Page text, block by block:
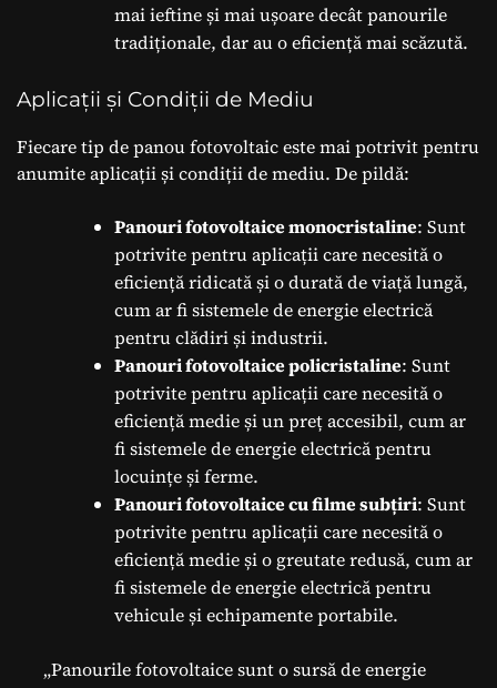
mai ieftine și mai ușoare decât panourile
tradiționale, dar au o eficiență mai scăzută.
Aplicații și Condiții de Mediu
Fiecare tip de panou fotovoltaic este mai potrivit pentru
anumite aplicații și condiții de mediu. De pildă:
Panouri fotovoltaice monocristaline: Sunt
potrivite pentru aplicații care necesită o
eficiență ridicată și o durată de viață lungă,
cum ar fi sistemele de energie electrică
pentru clădiri și industrii.
Panouri fotovoltaice policristaline: Sunt
potrivite pentru aplicații care necesită o
eficiență medie și un preț accesibil, cum ar
fi sistemele de energie electrică pentru
locuințe și ferme.
Panouri fotovoltaice cu filme subțiri: Sunt
potrivite pentru aplicații care necesită o
eficiență medie și o greutate redusă, cum ar
fi sistemele de energie electrică pentru
vehicule și echipamente portabile.
„Panourile fotovoltaice sunt o sursă de energie